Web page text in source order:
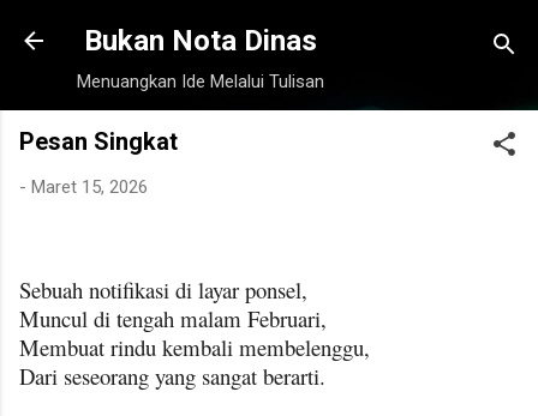
Langsung ke konten utama
Bukan Nota Dinas
Menuangkan Ide Melalui Tulisan
Pesan Singkat
- Maret 15, 2026
Sebuah notifikasi di layar ponsel,
Muncul di tengah malam Februari,
Membuat rindu kembali membelenggu,
Dari seseorang yang sangat berarti.